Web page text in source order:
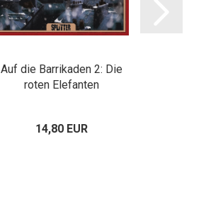
Auf die Barrikaden 2: Die
roten Elefanten
14,80 EUR